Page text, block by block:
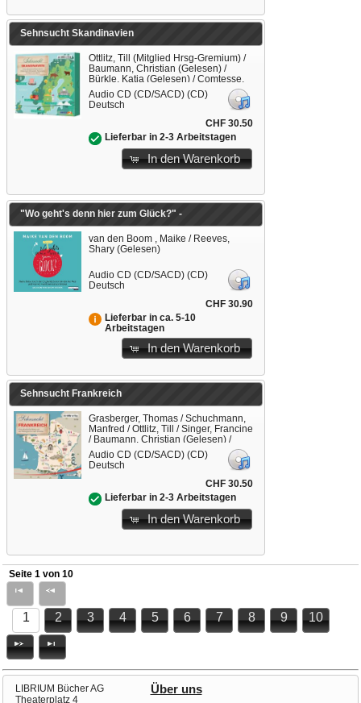
Sehnsucht Skandinavien
Ottlitz, Till (Mitglied Hrsg-Gremium) /
Baumann, Christian (Gelesen) /
Bürkle, Katja (Gelesen) / Comtesse,
Rahel (Gelesen) / Cortis, Julia
(Gelesen)
Audio CD (CD/SACD) (CD)
Deutsch
CHF 30.50
Lieferbar in 2-3 Arbeitstagen
In den Warenkorb
"Wo geht's denn hier zum Glück?" -
van den Boom , Maike / Reeves,
Shary (Gelesen)
Audio CD (CD/SACD) (CD)
Deutsch
CHF 30.90
Lieferbar in ca. 5-10
Arbeitstagen
In den Warenkorb
Sehnsucht Frankreich
Grasberger, Thomas / Schuchmann,
Manfred / Ottlitz, Till / Singer, Francine
/ Baumann, Christian (Gelesen) /
Wostry, Axel (Gelesen) / Posch, Krista
(Gelesen) / Neubauer, Ilse (Gelesen)
Audio CD (CD/SACD) (CD)
Deutsch
CHF 30.50
Lieferbar in 2-3 Arbeitstagen
In den Warenkorb
Seite 1 von 10
1 2 3 4 5 6 7 8 9 10
LIBRIUM Bücher AG
Theaterplatz 4
Über uns